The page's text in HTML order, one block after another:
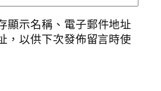
顯示名稱、電子郵件地址
，以供下次發佈留言時使